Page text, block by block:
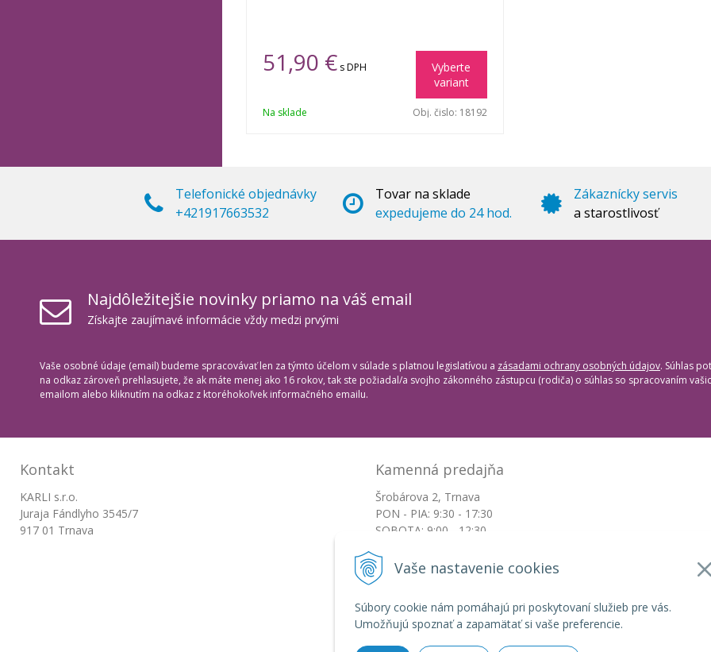
Vaše nastavenie cookies
Súbory cookie nám pomáhajú pri poskytovaní služieb pre vás.
Umožňujú spoznať a zapamätať si vaše preferencie.
51,90 € s DPH
Vyberte
variant
Na sklade Obj. čislo: 18192
Telefonické objednávky
+421917663532
Tovar na sklade
expedujeme do 24 hod.
Zákaznícky servis
a starostlivosť
Najdôležitejšie novinky priamo na váš email
Získajte zaujímavé informácie vždy medzi prvými
Vaše osobné údaje (email) budeme spracovávať len za týmto účelom v súlade s platnou legislatívou a zásadami ochrany osobných údajov. Súhlas
na odkaz zároveň prehlasujete, že ak máte menej ako 16 rokov, tak ste požiadal/a svojho zákonného zástupcu (rodiča) o súhlas so spracovaním
emailom alebo kliknutím na odkaz z ktoréhokoľvek informačného emailu.
Kontakt
KARLI s.r.o.
Juraja Fándlyho 3545/7
917 01 Trnava
Kamenná predajňa
Šrobárova 2, Trnava
PON - PIA: 9:30 - 17:30
SOBOTA: 9:00 - 12:30
objednavky@botkydorobotky.sk